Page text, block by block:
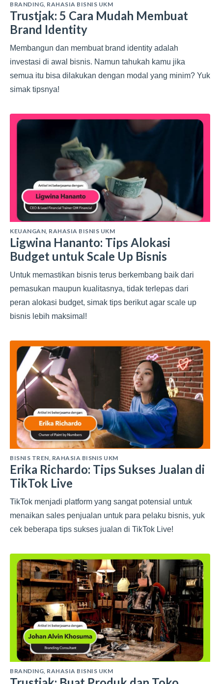
BRANDING, RAHASIA BISNIS UKM
Trustjak: 5 Cara Mudah Membuat
Brand Identity
Membangun dan membuat brand identity adalah
investasi di awal bisnis. Namun tahukah kamu jika
semua itu bisa dilakukan dengan modal yang minim? Yuk
simak tipsnya!
KEUANGAN, RAHASIA BISNIS UKM
Ligwina Hananto: Tips Alokasi
Budget untuk Scale Up Bisnis
Untuk memastikan bisnis terus berkembang baik dari
pemasukan maupun kualitasnya, tidak terlepas dari
peran alokasi budget, simak tips berikut agar scale up
bisnis lebih maksimal!
BISNIS TREN, RAHASIA BISNIS UKM
Erika Richardo: Tips Sukses Jualan di
TikTok Live
TikTok menjadi platform yang sangat potensial untuk
menaikan sales penjualan untuk para pelaku bisnis, yuk
cek beberapa tips sukses jualan di TikTok Live!
BRANDING, RAHASIA BISNIS UKM